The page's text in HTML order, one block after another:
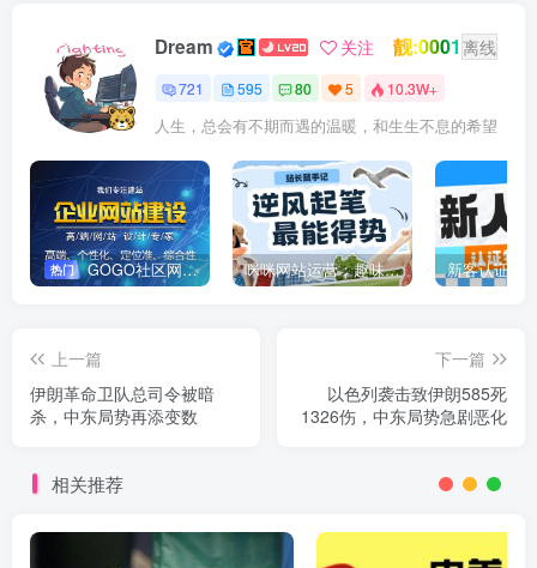
Dream 关注 靓:0001 离线
721 595 80 5 10.3W+
人生，总会有不期而遇的温暖，和生生不息的希望
热门 GOGO社区网站搭建(自助服务) 咪咪网站运营：趣味性悄悄飘起的成功风头 新客认证优
上一篇
伊朗革命卫队总司令被暗
杀，中东局势再添变数
下一篇
以色列袭击致伊朗585死
1326伤，中东局势急剧恶化
相关推荐